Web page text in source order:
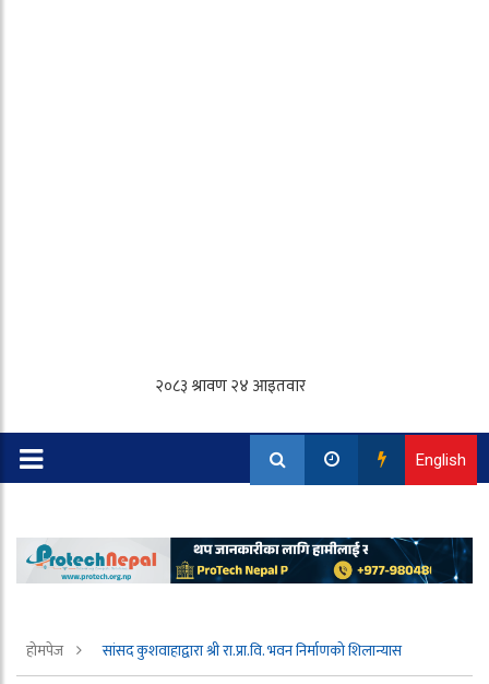
English
होमपेज सांसद कुशवाहाद्वारा श्री रा.प्रा.वि. भवन निर्माणको शिलान्यास